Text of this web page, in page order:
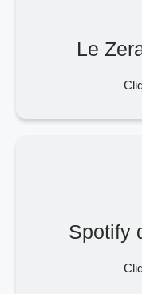
Le
Spotify